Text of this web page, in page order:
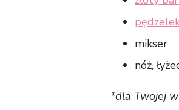
mikser
nóż,
*dla Twojej